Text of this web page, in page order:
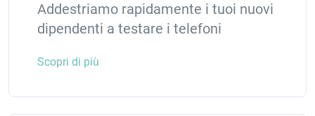
Addestriamo rapidamente i tuoi nuovi
dipendenti a testare i telefoni
Scopri di più